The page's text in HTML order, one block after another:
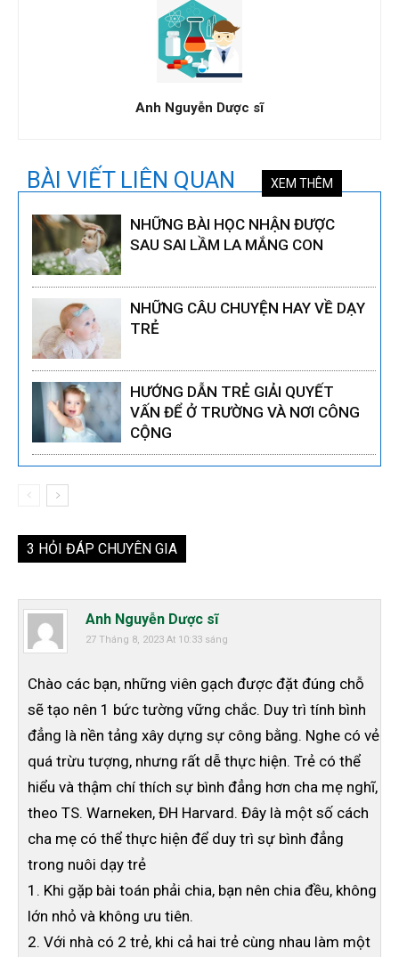
Anh Nguyễn Dược sĩ
BÀI VIẾT LIÊN QUAN XEM THÊM
NHỮNG BÀI HỌC NHẬN ĐƯỢC
SAU SAI LẦM LA MẮNG CON
NHỮNG CÂU CHUYỆN HAY VỀ DẠY
TRẺ
HƯỚNG DẪN TRẺ GIẢI QUYẾT
VẤN ĐỂ Ở TRƯỜNG VÀ NƠI CÔNG
CỘNG
3 HỎI ĐÁP CHUYÊN GIA
Anh Nguyễn Dược sĩ
27 Tháng 8, 2023 At 10:33 sáng
Chào các bạn, những viên gạch được đặt đúng chỗ
sẽ tạo nên 1 bức tường vững chắc. Duy trì tính bình
đẳng là nền tảng xây dựng sự công bằng. Nghe có vẻ
quá trừu tượng, nhưng rất dễ thực hiện. Trẻ có thể
hiểu và thậm chí thích sự bình đẳng hơn cha mẹ nghĩ,
theo TS. Warneken, ĐH Harvard. Đây là một số cách
cha mẹ có thể thực hiện để duy trì sự bình đẳng
trong nuôi dạy trẻ
1. Khi gặp bài toán phải chia, bạn nên chia đều, không
lớn nhỏ và không ưu tiên.
2. Với nhà có 2 trẻ, khi cả hai trẻ cùng nhau làm một